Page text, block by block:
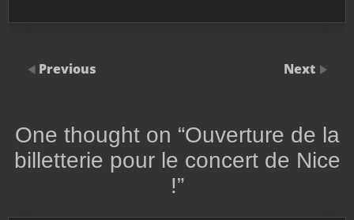
Previous Next
One thought on “Ouverture de la
billetterie pour le concert de Nice
!”